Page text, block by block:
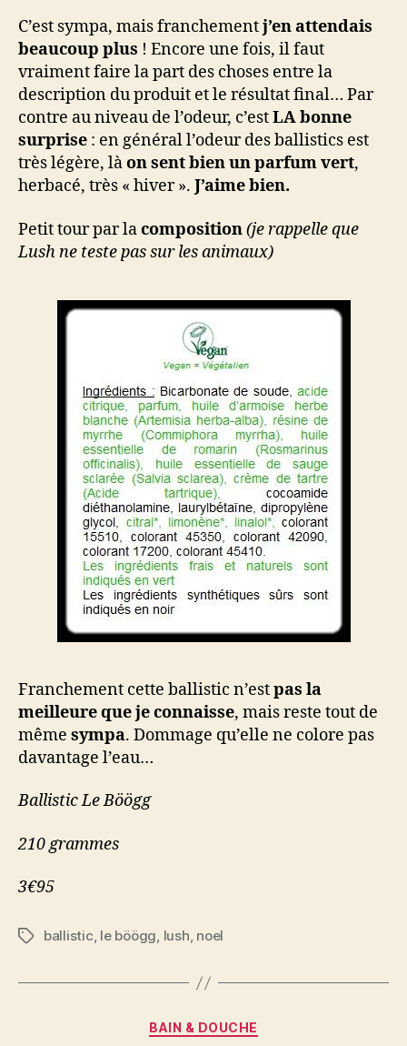
C’est sympa, mais franchementj’en attendais
beaucoup plus ! Encore une fois, il faut
vraiment faire la part des choses entre la
description du produit et le résultat final… Par
contre au niveau de l’odeur, c’estLA bonne
surprise : en général l’odeur des ballistics est
très légère, làon sent bien un parfum vert,
herbacé, très « hiver ». J’aime bien.
Petit tour par lacomposition(je rappelle que
Lush ne teste pas sur les animaux)
Franchement cette ballistic n’estpas la
meilleure que je connaisse, mais reste tout de
même sympa. Dommage qu’elle ne colore pas
davantage l’eau…
Ballistic Le Böögg
210 grammes
3€95
Étiquettes
ballistic, le böögg, lush, noel
Catégories
BAIN & DOUCHE